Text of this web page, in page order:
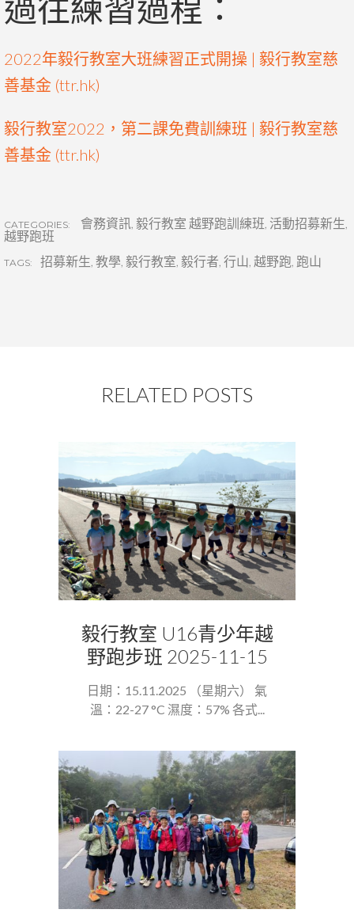
過往練習過程：
2022年毅行教室大班練習正式開操 | 毅行教室慈
善基金 (ttr.hk)
毅行教室2022，第二課免費訓練班 | 毅行教室慈
善基金 (ttr.hk)
CATEGORIES: 會務資訊, 毅行教室 越野跑訓練班, 活動招募新生,
越野跑班
TAGS: 招募新生, 教學, 毅行教室, 毅行者, 行山, 越野跑, 跑山
RELATED POSTS
毅行教室 U16青少年越
野跑步班 2025-11-15
日期：15.11.2025 （星期六） 氣
溫：22-27 °C 濕度：57% 各式...